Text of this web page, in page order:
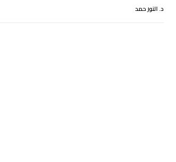
د. النور حمد